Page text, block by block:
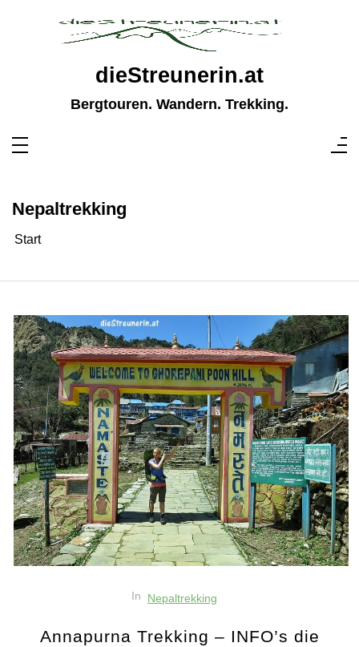
dieStreunerin.at
Bergtouren. Wandern. Trekking.
Nepaltrekking
Start
In Nepaltrekking
Annapurna Trekking – INFO’s die